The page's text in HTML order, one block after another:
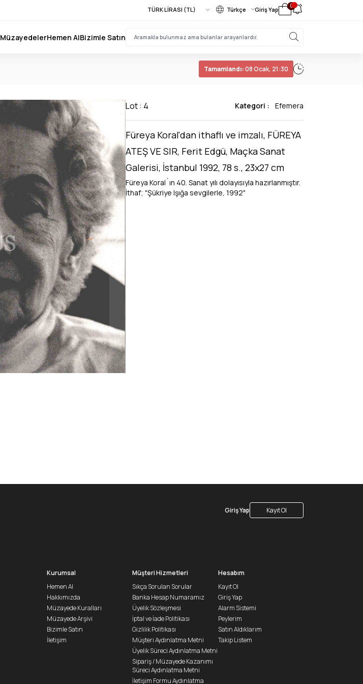
Türkçe Giriş Yap 0
MüzayedelerHemen AlBizimle Satın
Tamamlandı:08 Ocak, 21:30
Lot : 4 Kategori : Efemera
Füreya Koral'dan ithaflı ve imzalı, FÜREYA
ATEŞ VE SIR, Ferit Edgü, Maçka Sanat
Galerisi, İstanbul 1992, 78 s., 23x27 cm
Füreya Koral´ın 40. Sanat yılı dolayısıyla hazırlanmıştır.
İthaf; "Şükriye Işığa sevgilerle, 1992"
Giriş Yap Kayıt Ol
Kurumsal
Hemen Al
Hakkımızda
Müzayede Kuralları
Müzayede Arşivi
Bizimle Satın
İletişim
Müşteri Hizmetleri
Sıkça Sorulan Sorular
Banka Hesap Numaramız
Üyelik Sözleşmesi
İptal ve İade Politikası
Gizlilik Politikası
Müşteri Aydınlatma Metni
Üyelik Süreci Aydınlatma Metni
Sipariş / Müzayede Kazanımı
Süreci Aydınlatma Metni
İletişim Formu Aydınlatma
Hesabım
Kayıt Ol
Giriş Yap
Alarm Sistemi
Peylerim
Satın Aldıklarım
Takip Listem